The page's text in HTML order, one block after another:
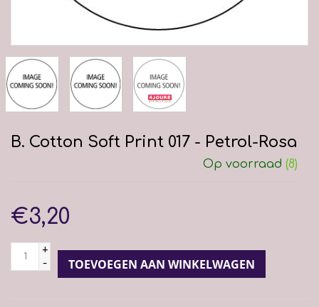
B. Cotton Soft Print 017 - Petrol-Rosa
Op voorraad (8)
€3,20
+
-
TOEVOEGEN AAN WINKELWAGEN